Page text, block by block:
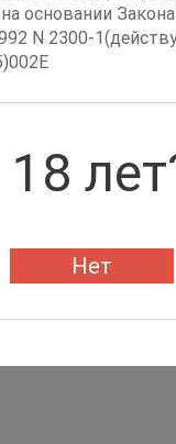
основании
N 2300-
Нет